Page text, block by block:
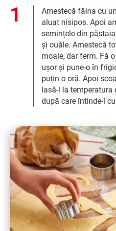
Amestecă făina cu
aluat nisipos. Apoi
semințele din
și ouăle. Amestecă
moale, dar ferm. Fă
ușor și pune-o în
puțin o oră. Apoi
lasă-l la temperatura
după care întinde-l